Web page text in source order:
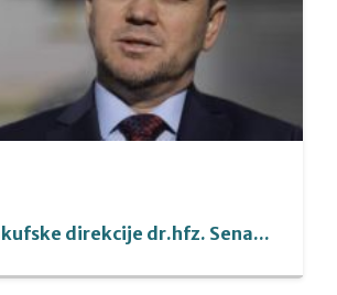
direkcije dr.hfz. Sena...